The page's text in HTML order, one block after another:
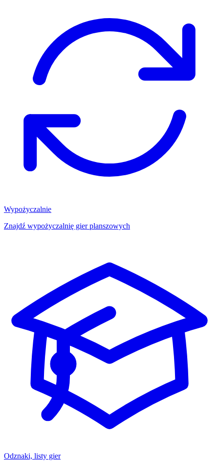
Wypożyczalnie
Znajdź wypożyczalnię gier planszowych
Odznaki, listy gier